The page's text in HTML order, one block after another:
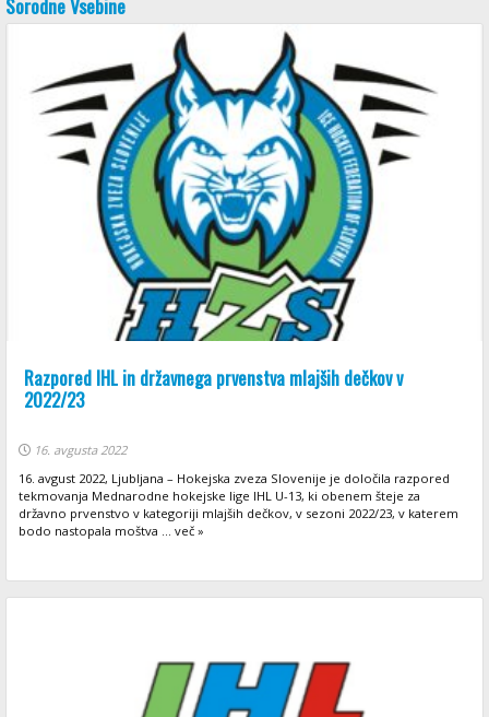
Razpored IHL in državnega prvenstva mlajših dečkov v
2022/23
16. avgusta 2022
16. avgust 2022, Ljubljana – Hokejska zveza Slovenije je določila razpored
tekmovanja Mednarodne hokejske lige IHL U-13, ki obenem šteje za
državno prvenstvo v kategoriji mlajših dečkov, v sezoni 2022/23, v katerem
bodo nastopala moštva ... več »